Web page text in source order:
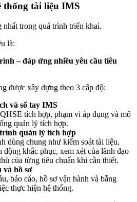
thống tài liệu IMS
trong quá trình triển khai.
là:
– đáp ứng nhiều yêu cầu tiêu
được xây dựng theo 3 cấp độ:
và sổ tay IMS
tích hợp, phạm vi áp dụng và mô
quản lý tích hợp.
quản lý tích hợp
dùng chung như kiểm soát tài liệu,
động khắc phục, xem xét của lãnh đạo
của từng tiêu chuẩn khi cần thiết.
và hồ sơ
báo cáo, hồ sơ vận hành và bằng
thực hiện hệ thống.